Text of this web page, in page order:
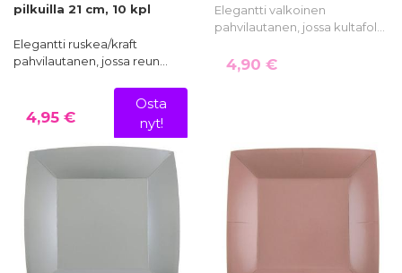
pilkuilla 21 cm, 10 kpl
Elegantti ruskea/kraft
pahvilautanen, jossa reun…
4,95 €
Osta
nyt!
Elegantti valkoinen
pahvilautanen, jossa kultafol…
4,90 €